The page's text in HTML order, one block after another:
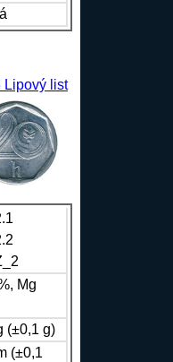
Lipový list
Mg
(±0,1 g)
(±0,1